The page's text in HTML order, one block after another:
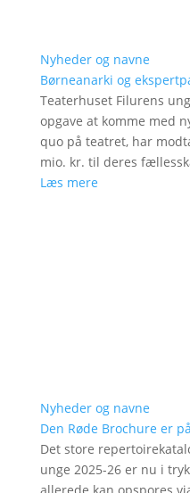
Nyheder og navne
Børneanarki og
Teaterhuset Filurens
opgave at komme med
quo på teatret, har
mio. kr. til deres
Læs mere
Nyheder og navne
Den Røde Brochure er
Det store
unge 2025-26 er nu i
allerede kan opspores